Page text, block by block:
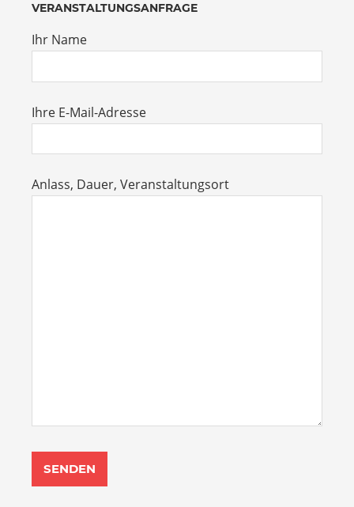
VERANSTALTUNGSANFRAGE
Ihr Name
Ihre E-Mail-Adresse
Anlass, Dauer, Veranstaltungsort